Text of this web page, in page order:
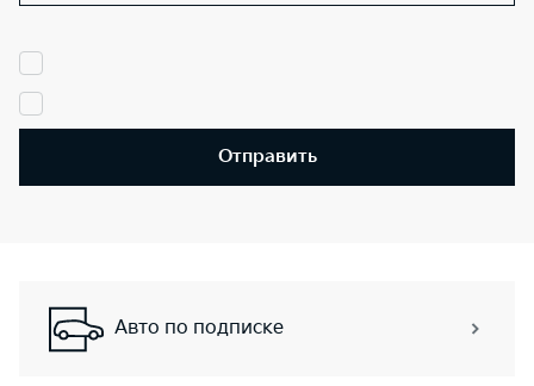
Отправить
Авто по подписке